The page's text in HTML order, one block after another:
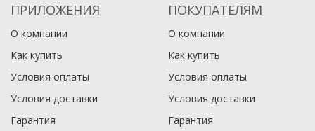
ПРИЛОЖЕНИЯ
О компании
Как купить
Условия оплаты
Условия доставки
Гарантия
ПОКУПАТЕЛЯМ
О компании
Как купить
Условия оплаты
Условия доставки
Гарантия